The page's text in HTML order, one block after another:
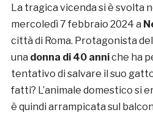
La tragica vicenda si è svolta
mercoledì 7 febbraio 2024 a
città di Roma. Protagonista
una donna di 40 anniche ha
tentativo di salvare il suo
fatti? L’animale domestico si
è quindi arrampicata sul